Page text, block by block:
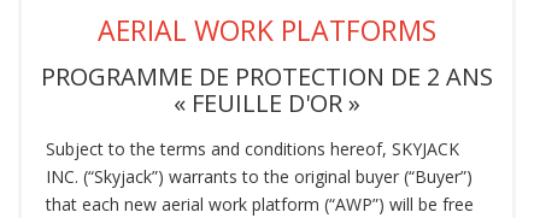
AERIAL WORK PLATFORMS
PROGRAMME DE PROTECTION DE 2 ANS
« FEUILLE D'OR »
Subject to the terms and conditions hereof, SKYJACK
INC. (“Skyjack”) warrants to the original buyer (“Buyer”)
that each new aerial work platform (“AWP”) will be free